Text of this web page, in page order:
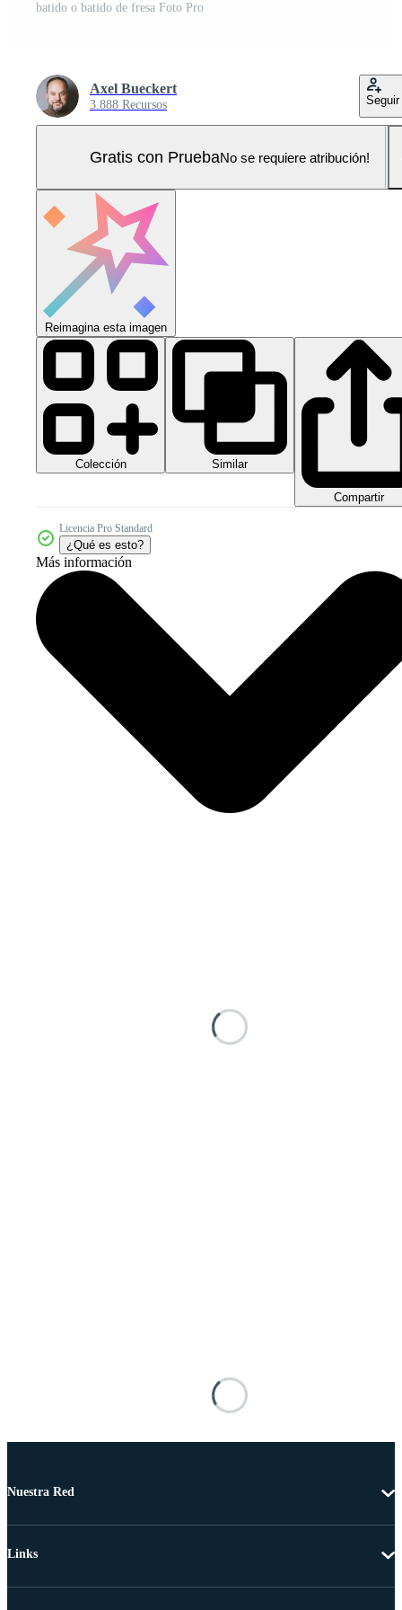
batido o batido de fresa Foto Pro
Axel Bueckert
3.888 Recursos Seguir
Gratis con PruebaNo se requiere atribución!
Reimagina esta imagen
Colección Similar
Compartir
Licencia Pro Standard
¿Qué es esto?
Más información
Nuestra Red
Links